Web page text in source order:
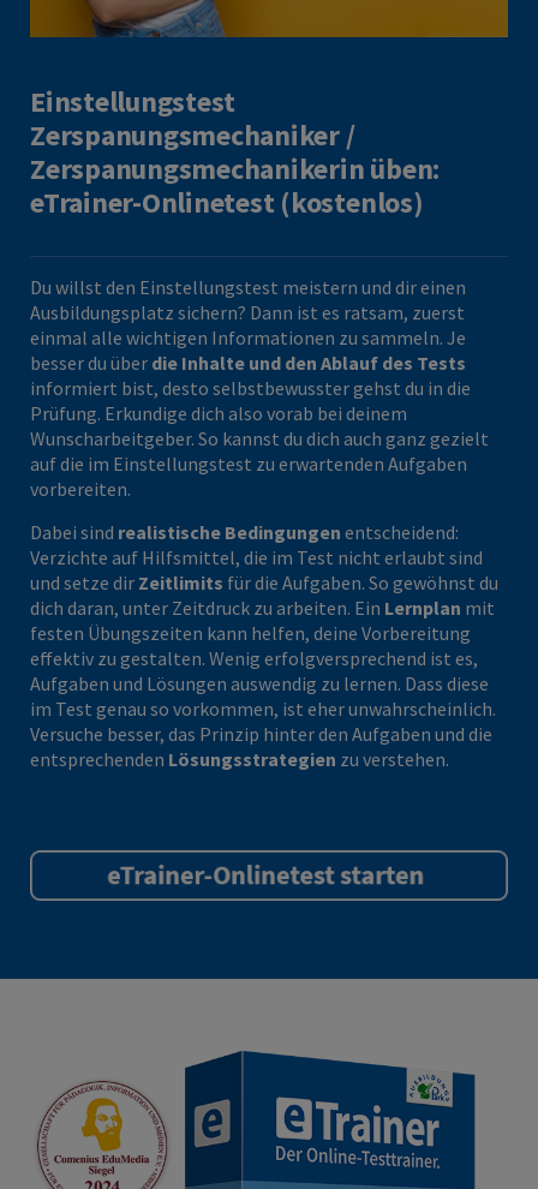
Einstellungstest
Zerspanungsmechaniker /
Zerspanungsmechanikerin üben:
eTrainer-Onlinetest (kostenlos)
Du willst den Einstellungstest meistern und dir einen
Ausbildungsplatz sichern? Dann ist es ratsam, zuerst
einmal alle wichtigen Informationen zu sammeln. Je
besser du über die Inhalte und den Ablauf des Tests
informiert bist, desto selbstbewusster gehst du in die
Prüfung. Erkundige dich also vorab bei deinem
Wunscharbeitgeber. So kannst du dich auch ganz gezielt
auf die im Einstellungstest zu erwartenden Aufgaben
vorbereiten.
Dabei sind realistische Bedingungen entscheidend:
Verzichte auf Hilfsmittel, die im Test nicht erlaubt sind
und setze dir Zeitlimits für die Aufgaben. So gewöhnst du
dich daran, unter Zeitdruck zu arbeiten. Ein Lernplan mit
festen Übungszeiten kann helfen, deine Vorbereitung
effektiv zu gestalten. Wenig erfolgversprechend ist es,
Aufgaben und Lösungen auswendig zu lernen. Dass diese
im Test genau so vorkommen, ist eher unwahrscheinlich.
Versuche besser, das Prinzip hinter den Aufgaben und die
entsprechenden Lösungsstrategien zu verstehen.